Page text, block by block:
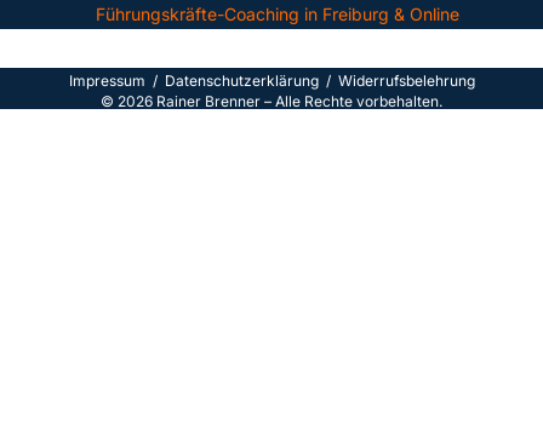
Führungskräfte-Coaching in Freiburg & Online
Impressum / Datenschutzerklärung / Widerrufsbelehrung
© 2026 Rainer Brenner – Alle Rechte vorbehalten.